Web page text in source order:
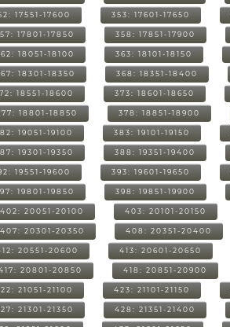
17551-17600 353: 17601-17650
17801-17850 358: 17851-17900
18051-18100 363: 18101-18150
18301-18350 368: 18351-18400
18551-18600 373: 18601-18650
18801-18850 378: 18851-18900
19051-19100 383: 19101-19150
19301-19350 388: 19351-19400
19551-19600 393: 19601-19650
19801-19850 398: 19851-19900
402: 20051-20100 403: 20101-20150
407: 20301-20350 408: 20351-20400
20551-20600 413: 20601-20650
20801-20850 418: 20851-20900
21051-21100 423: 21101-21150
21301-21350 428: 21351-21400